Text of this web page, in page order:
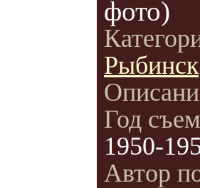
фото)
Рыбинск
Год
1950-
Автор